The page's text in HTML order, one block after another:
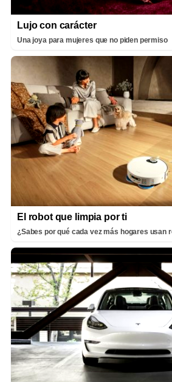
Lujo con carácter
Una joya para mujeres que no piden permiso
El robot que limpia por ti
¿Sabes por qué cada vez más hogares usan